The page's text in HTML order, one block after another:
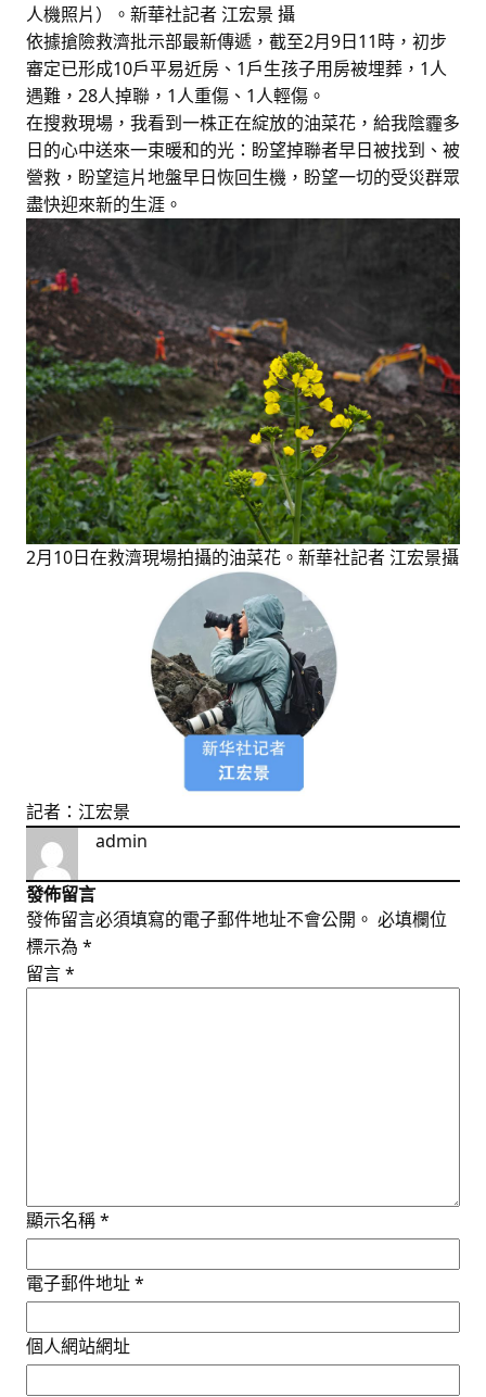
人機照片）。新華社記者 江宏景 攝
依據搶險救濟批示部最新傳遞，截至2月9日11時，初步
審定已形成10戶平易近房、1戶生孩子用房被埋葬，1人
遇難，28人掉聯，1人重傷、1人輕傷。
在搜救現場，我看到一株正在綻放的油菜花，給我陰霾多
日的心中送來一束暖和的光：盼望掉聯者早日被找到、被
營救，盼望這片地盤早日恢回生機，盼望一切的受災群眾
盡快迎來新的生涯。
2月10日在救濟現場拍攝的油菜花。新華社記者 江宏景攝
記者：江宏景
admin
發佈留言
發佈留言必須填寫的電子郵件地址不會公開。 必填欄位
標示為 *
留言*
顯示名稱*
電子郵件地址*
個人網站網址